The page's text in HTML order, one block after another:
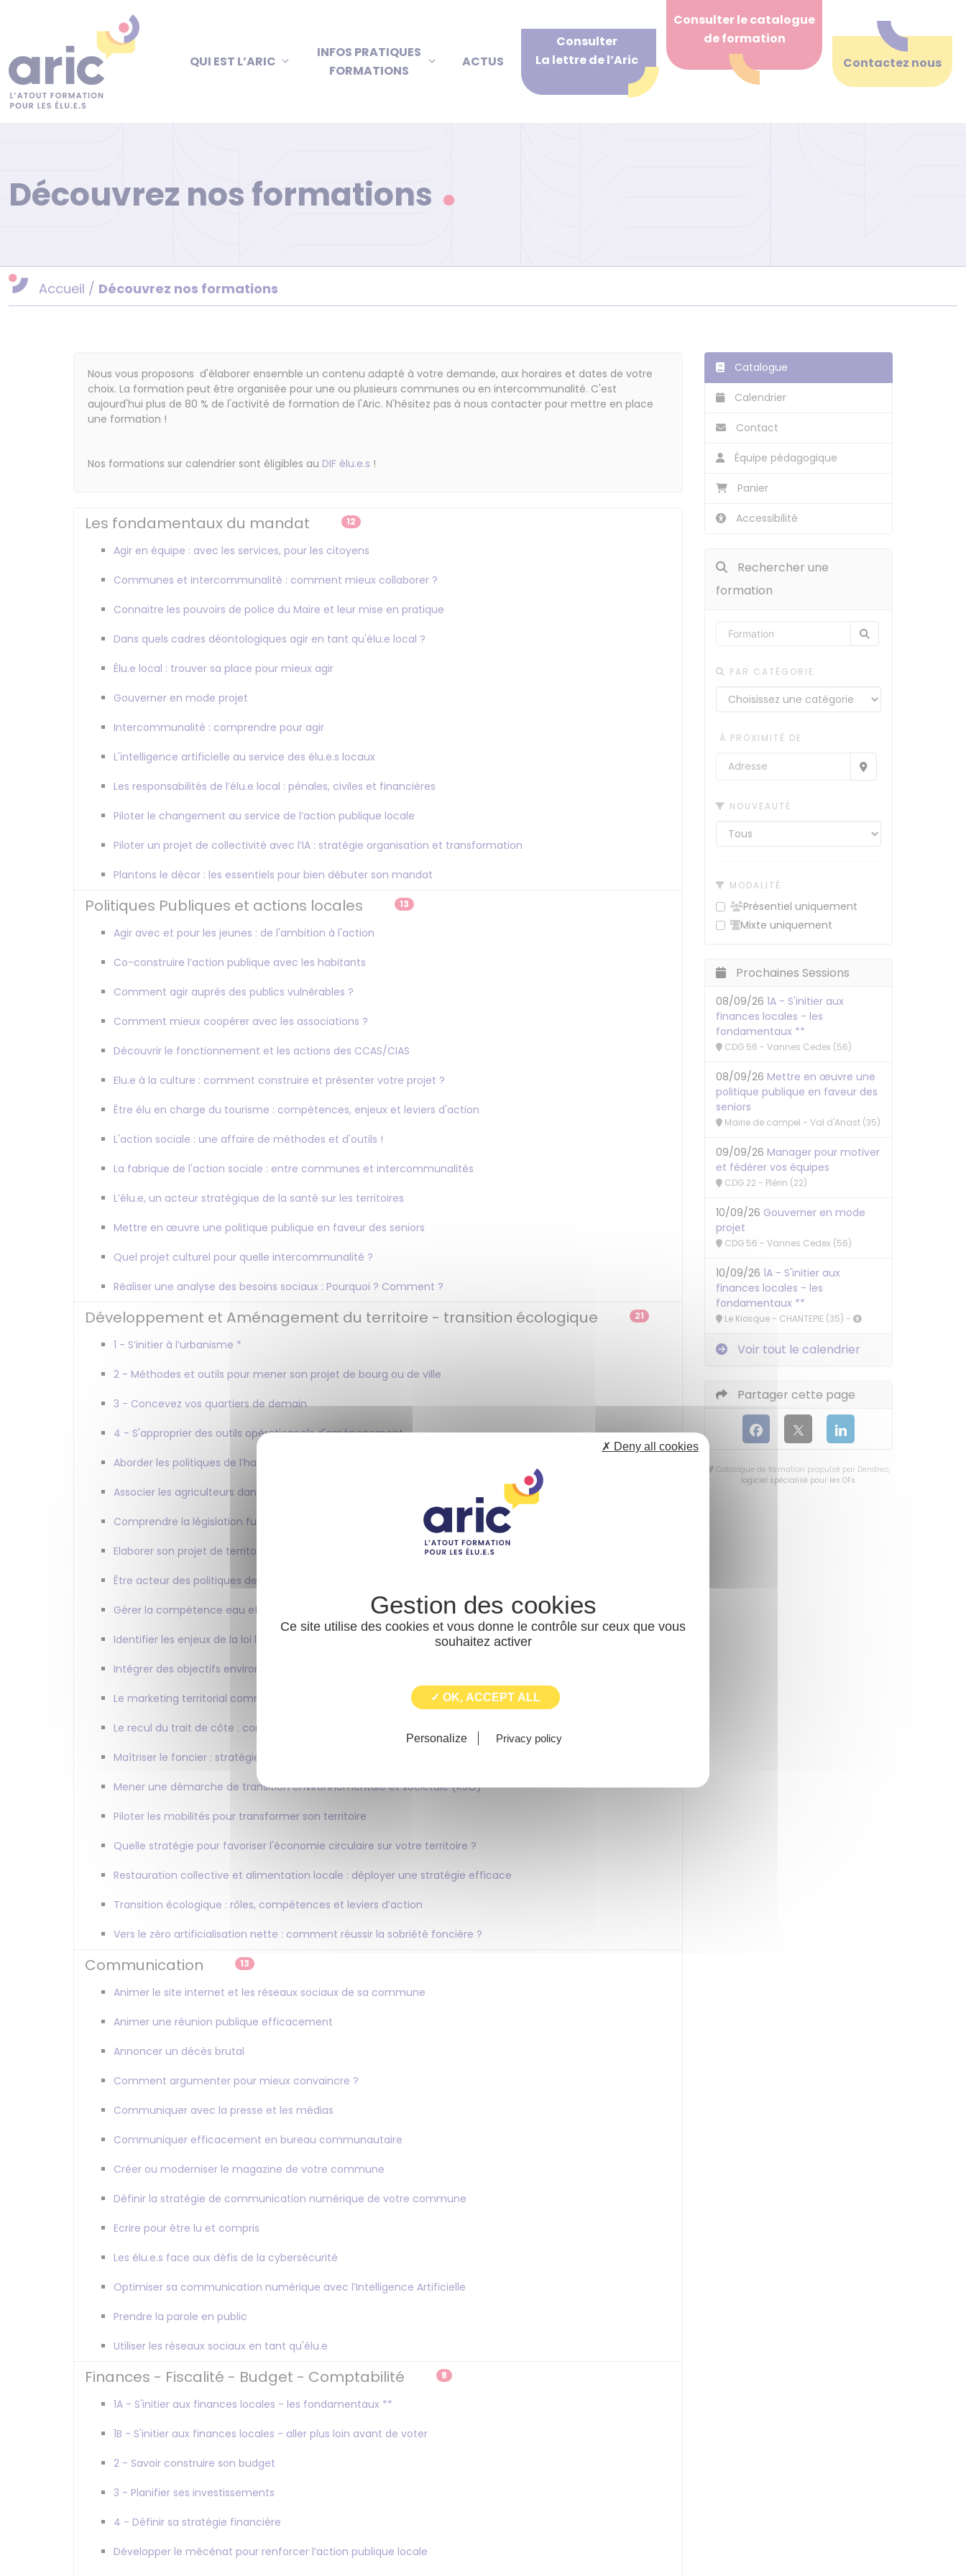
QUI EST L’ARIC
INFOS PRATIQUES
FORMATIONS
ACTUS
Consulter
La lettre de l’Aric
Consulter le catalogue
de formation
Contactez nous
Découvrez nos formations
Accueil / Découvrez nos formations
Catalogue
Nous vous proposons d'élaborer ensemble un contenu adapté à votre demande, aux horaires et dates de votre
choix. La formation peut être organisée pour une ou plusieurs communes ou en intercommunalité. C'est
aujourd'hui plus de 80 % de l'activité de formation de l'Aric. N'hésitez pas à nous contacter pour mettre en place
une formation !
Nos formations sur calendrier sont éligibles au DIF élu.e.s !
Les fondamentaux du mandat 12
Agir en équipe : avec les services, pour les citoyens
Communes et intercommunalité : comment mieux collaborer ?
Connaitre les pouvoirs de police du Maire et leur mise en pratique
Dans quels cadres déontologiques agir en tant qu'élu.e local ?
Élu.e local : trouver sa place pour mieux agir
Gouverner en mode projet
Intercommunalité : comprendre pour agir
L'intelligence artificielle au service des élu.e.s locaux
Les responsabilités de l’élu.e local : pénales, civiles et financières
Piloter le changement au service de l’action publique locale
Piloter un projet de collectivité avec l’IA : stratégie organisation et transformation
Plantons le décor : les essentiels pour bien débuter son mandat
Politiques Publiques et actions locales 13
Agir avec et pour les jeunes : de l'ambition à l'action
Co-construire l’action publique avec les habitants
Comment agir auprès des publics vulnérables ?
Comment mieux coopérer avec les associations ?
Découvrir le fonctionnement et les actions des CCAS/CIAS
Elu.e à la culture : comment construire et présenter votre projet ?
Être élu en charge du tourisme : compétences, enjeux et leviers d'action
L'action sociale : une affaire de méthodes et d'outils !
La fabrique de l'action sociale : entre communes et intercommunalités
L’élu.e, un acteur stratégique de la santé sur les territoires
Mettre en œuvre une politique publique en faveur des seniors
Quel projet culturel pour quelle intercommunalité ?
Réaliser une analyse des besoins sociaux : Pourquoi ? Comment ?
Développement et Aménagement du territoire - transition écologique 21
1 - S’initier à l’urbanisme *
2 - Méthodes et outils pour mener son projet de bourg ou de ville
3 - Concevez vos quartiers de demain
4 - S'approprier des outils opérationnels d'aménagement
Aborder les politiques de l’habitat
Associer les agriculteurs dans les stratégies territoriales
Comprendre la législation funéraire et la gestion des cimetières
Elaborer son projet de territoire
Être acteur des politiques de l’habitat
Gérer la compétence eau et assainissement : les enjeux pour les intercommunalités
Identifier les enjeux de la loi littoral dans vos documents d'urbanisme
Intégrer des objectifs environnementaux dans le PLU ou le PLUi : avec quelles méthodes et quels outils ?
Le marketing territorial comme levier d’attractivité et de cohésion locale
Le recul du trait de côte : comment penser les aménagements de demain ?
Maîtriser le foncier : stratégies, méthodes et outils
Mener une démarche de transition environnementale et sociétale (RSO)
Piloter les mobilités pour transformer son territoire
Quelle stratégie pour favoriser l'économie circulaire sur votre territoire ?
Restauration collective et alimentation locale : déployer une stratégie efficace
Transition écologique : rôles, compétences et leviers d’action
Vers le zéro artificialisation nette : comment réussir la sobriété foncière ?
Communication 13
Animer le site internet et les réseaux sociaux de sa commune
Animer une réunion publique efficacement
Annoncer un décès brutal
Comment argumenter pour mieux convaincre ?
Communiquer avec la presse et les médias
Communiquer efficacement en bureau communautaire
Créer ou moderniser le magazine de votre commune
Définir la stratégie de communication numérique de votre commune
Ecrire pour être lu et compris
Les élu.e.s face aux défis de la cybersécurité
Optimiser sa communication numérique avec l’Intelligence Artificielle
Prendre la parole en public
Utiliser les réseaux sociaux en tant qu'élu.e
Finances - Fiscalité - Budget - Comptabilité 8
1A - S'initier aux finances locales - les fondamentaux **
1B - S'initier aux finances locales - aller plus loin avant de voter
2 - Savoir construire son budget
3 - Planifier ses investissements
4 - Définir sa stratégie financière
Développer le mécénat pour renforcer l’action publique locale
Catalogue
Calendrier
Contact
Équipe pédagogique
Panier
Accessibilité
Rechercher une
formation
PAR CATÉGORIE
À PROXIMITÉ DE
NOUVEAUTÉ
MODALITÉ
Présentiel uniquement
Mixte uniquement
Prochaines Sessions
08/09/26 1A - S'initier aux
finances locales - les
fondamentaux **
CDG 56 - Vannes Cedex (56)
08/09/26 Mettre en œuvre une
politique publique en faveur des
seniors
Mairie de campel - Val d'Anast (35)
09/09/26 Manager pour motiver
et fédérer vos équipes
CDG 22 - Plérin (22)
10/09/26 Gouverner en mode
projet
CDG 56 - Vannes Cedex (56)
10/09/26 1A - S'initier aux
finances locales - les
fondamentaux **
Le Kiosque - CHANTEPIE (35) -
Voir tout le calendrier
Partager cette page
Catalogue de formation propulsé par Dendreo,
logiciel spécialisé pour les OFs
Ce site utilise des cookies et vous donne le contrôle sur ceux que vous
souhaitez activer
✓ OK, ACCEPT ALL
✗ Deny all cookies
Personalize Privacy policy